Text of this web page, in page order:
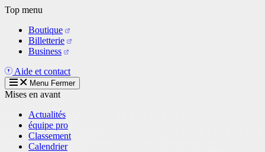
Aller
contenu
principal
Top menu
Boutique
Billetterie
Business
Aide et contact
Menu Fermer
Mises en avant
Actualités
équipe pro
Classement
Calendrier